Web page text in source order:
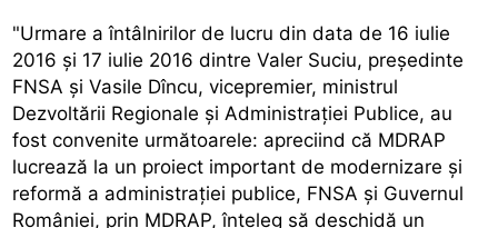
"Urmare a întâlnirilor de lucru din data de 16 iulie
2016 și 17 iulie 2016 dintre Valer Suciu, președinte
FNSA și Vasile Dîncu, vicepremier, ministrul
Dezvoltării Regionale și Administrației Publice, au
fost convenite următoarele: apreciind că MDRAP
lucrează la un proiect important de modernizare și
reformă a administrației publice, FNSA și Guvernul
României, prin MDRAP, înțeleg să deschidă un